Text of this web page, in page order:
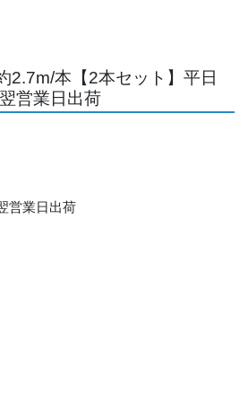
2.7m/本【2本セット】平日
営業日出荷
営業日出荷